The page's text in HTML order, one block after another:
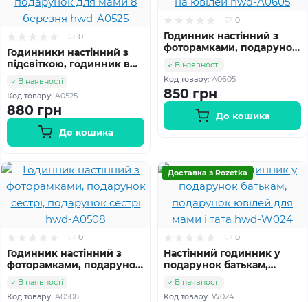
0
Годинники настінний з
підсвіткою, годинник в
подарунок мамі,
подарунок для мами 8
березня hwd-A0525
В наявності
Код товару: A0525
880 грн
До кошика
0
Годинник настінний з
фоторамками, подарунок
дідусю, подарунок
дідусю на ювілей hwd-
A0605
В наявності
Код товару: A0605
850 грн
До кошика
0
Годинник настінний з
фоторамками, подарунок
сестрі, подарунок сестрі
hwd-A0508
В наявності
Код товару: A0508
Доставка з Rozetka
0
Настінний годинник у
подарунок батькам,
подарунок ювілей для
В наявності
Код товару: W024